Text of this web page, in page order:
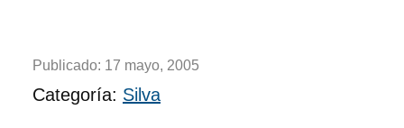
Publicado: 17 mayo, 2005
Categoría: Silva